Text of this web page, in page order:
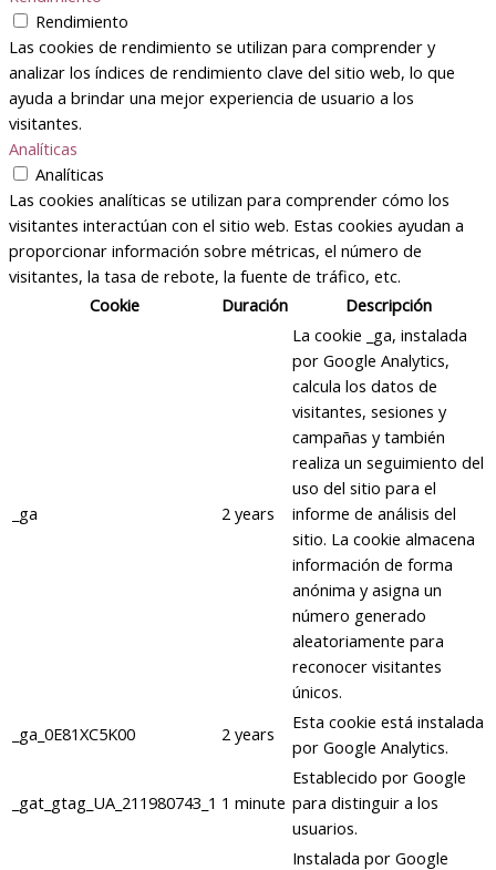
Rendimiento
Las cookies de rendimiento se utilizan para comprender y
analizar los índices de rendimiento clave del sitio web, lo que
ayuda a brindar una mejor experiencia de usuario a los
visitantes.
Analíticas
Analíticas
Las cookies analíticas se utilizan para comprender cómo los
visitantes interactúan con el sitio web. Estas cookies ayudan a
proporcionar información sobre métricas, el número de
visitantes, la tasa de rebote, la fuente de tráfico, etc.
Cookie
Duración Descripción
_ga 2 years
La cookie _ga, instalada
por Google Analytics,
calcula los datos de
visitantes, sesiones y
campañas y también
realiza un seguimiento del
uso del sitio para el
informe de análisis del
sitio. La cookie almacena
información de forma
anónima y asigna un
número generado
aleatoriamente para
reconocer visitantes
únicos.
_ga_0E81XC5K00
2 years
Esta cookie está instalada
por Google Analytics.
_gat_gtag_UA_211980743_1 1 minute
Establecido por Google
para distinguir a los
usuarios.
Instalada por Google